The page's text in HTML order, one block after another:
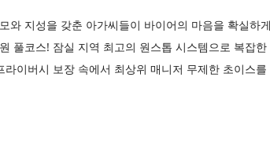
와 지성을 갖춘 아가씨들이 바이어의 마음을 확실하
풀코스! 잠실 지역 최고의 원스톱 시스템으로 복잡
이버시 보장 속에서 최상위 매니저 무제한 초이스